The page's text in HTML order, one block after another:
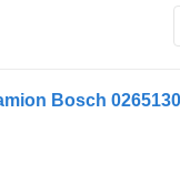
Bosch